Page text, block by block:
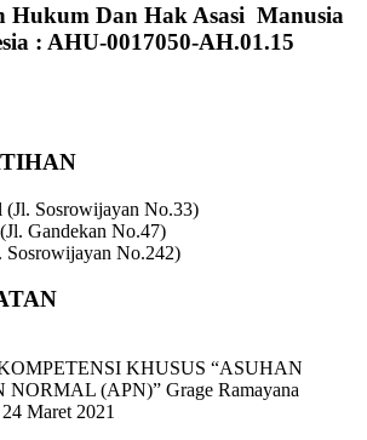
Hukum Dan Hak Asasi Manusia
: AHU-0017050-AH.01.15
(Jl. Sosrowijayan No.33)
Gandekan No.47)
Sosrowijayan No.242)
KHUSUS “ASUHAN
(APN)” Grage Ramayana
Maret 2021